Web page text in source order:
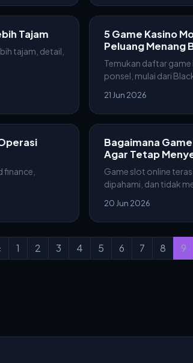
Tajam
tajam, detail,
5 Game Kasino
Peluang Menang
Temukan daftar
ponsel, mulai dari
21 Jun 2026
Bagaimana
Agar Tetap
Game slot online
dipahami, dan tidak
20 Jun 2026
1 2 3 4 5 6 7 8 9